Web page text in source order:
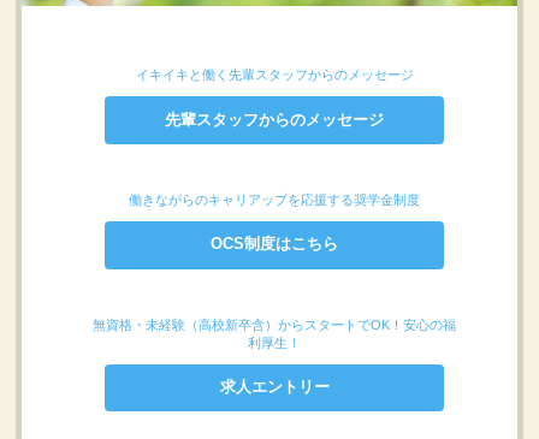
イキイキと働く先輩スタッフからのメッセージ
先輩スタッフからのメッセージ
働きながらのキャリアップを応援する奨学金制度
OCS制度はこちら
無資格・未経験（高校新卒含）からスタートでOK！安心の福
利厚生！
求人エントリー